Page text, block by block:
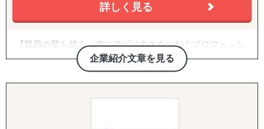
や守秘義務も徹底遵守しています。そのため、クライアン
トからも大変好評をいただいております。
③アライアンス支援
双方に適切なパートナーシップ構築であることをポリシー
数多くの企業と提携を結んでいる弊社が、貴社の適切なパ
ートナーをご提案させていただきます。
3. 越境EC支援（B2C）
米国Amazonを中心に、アカウント開設・商品ページ作
した物流設計、運用・販促・販売データ分析までを一気通
貫で対応。Walmart ECや自社EC（Shopify構築・運用）に
4. 規制対応（FDA）・国際物流
・市場調査および競合分析
・現地視察のアレンジおよび同行支援
・販路/パートナー候補先獲得から契約までの一貫支援
2. 設立準備および手続き支援
・現地法人の設立や駐在員事務所設立
・法規制・ライセンス取得、各種行政手続き対応
詳しく見る
企業紹介文章を見る
【貿易の壁を越え、アジアビジネスをつなぐプロフェッシ
ョナル】
トレーディネート株式会社は「貿易を通じて人と人をつな
げる」という理念のもと、
海外展開を目指す企業と海外市場を結ぶ架け橋として2015